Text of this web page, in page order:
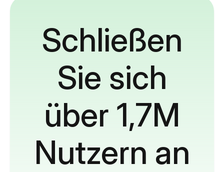
Schließen
Sie sich
über 1,7M
Nutzern an